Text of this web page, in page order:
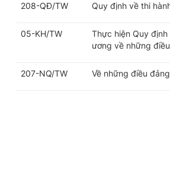
208-QĐ/TW Quy định về thi
05-KH/TW
Thực hiện Quy
ương về những
207-NQ/TW Về những điều